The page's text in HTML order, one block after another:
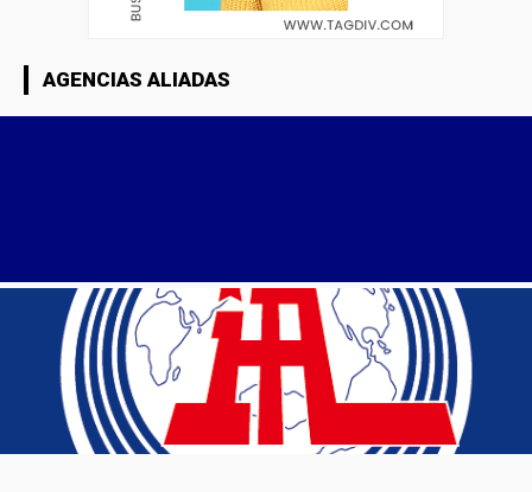
AGENCIAS ALIADAS